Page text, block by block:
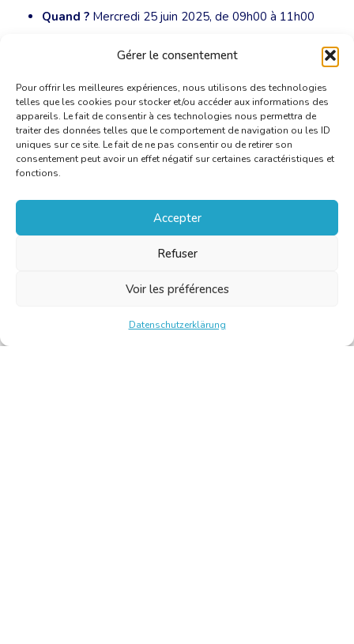
Gérer le consentement
Pour offrir les meilleures expériences, nous utilisons des technologies
telles que les cookies pour stocker et/ou accéder aux informations des
appareils. Le fait de consentir à ces technologies nous permettra de
traiter des données telles que le comportement de navigation ou les ID
uniques sur ce site. Le fait de ne pas consentir ou de retirer son
consentement peut avoir un effet négatif sur certaines caractéristiques et
fonctions.
Accepter
Refuser
Voir les préférences
Datenschutzerklärung
Quand ? Mercredi 25 juin 2025, de 09h00 à 11h00